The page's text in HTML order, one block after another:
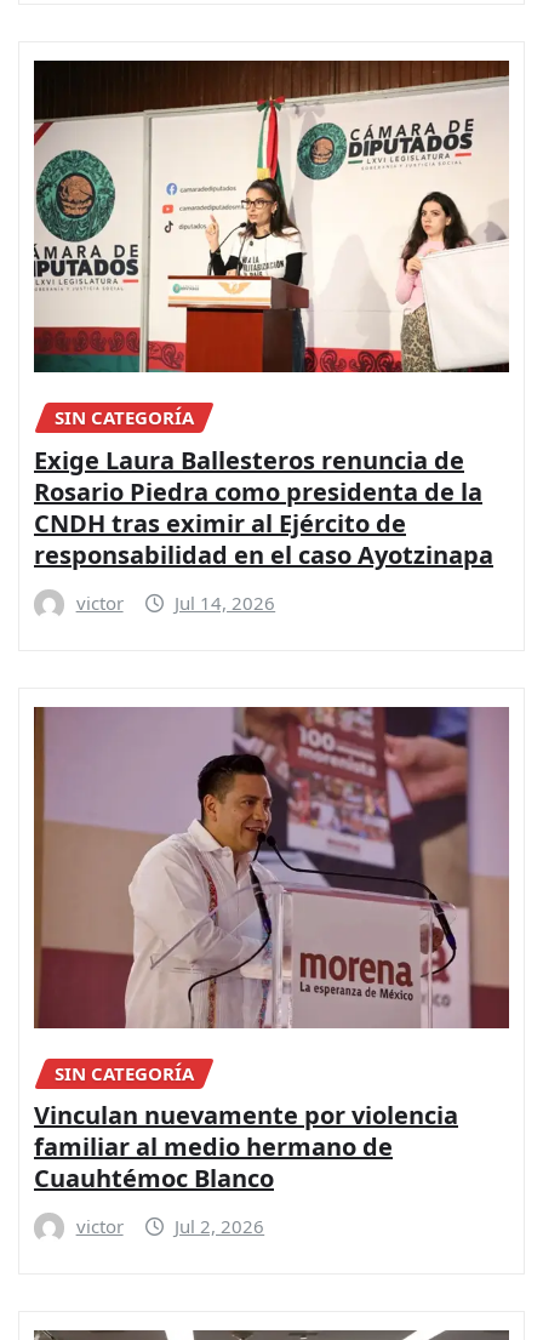
SIN CATEGORÍA
Exige Laura Ballesteros renuncia de
Rosario Piedra como presidenta de la
CNDH tras eximir al Ejército de
responsabilidad en el caso Ayotzinapa
victor Jul 14, 2026
SIN CATEGORÍA
Vinculan nuevamente por violencia
familiar al medio hermano de
Cuauhtémoc Blanco
victor Jul 2, 2026